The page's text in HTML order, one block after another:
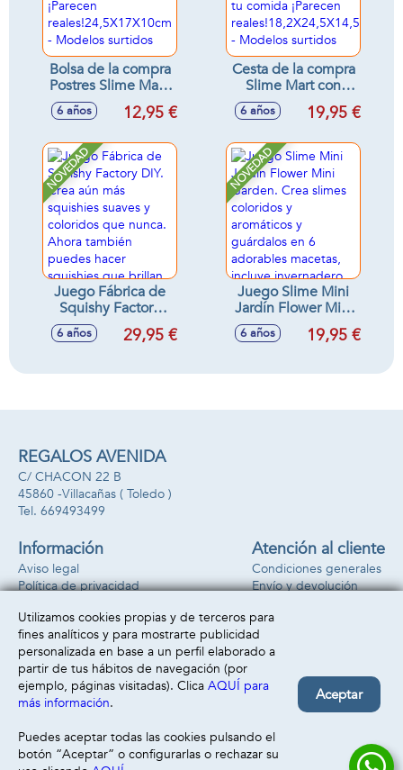
Bolsa de la compra
Postres Slime Mart,
crea, personaliza y
aplasta tu postre
reales!24,5X17X10cm
- Modelos surtidos
6 años 12,95 €
Cesta de la compra
Slime Mart con
Comida, crea,
personaliza y
¡Parecen
reales!18,2X24,5X14,5cm
- Modelos surtidos
6 años 19,95 €
NOVEDAD
Juego Fábrica de
Squishy Factory
DIY. Crea aún más
squishies suaves y
nunca. Ahora
hacer squishies
34x31x7,5cm
6 años 29,95 €
NOVEDAD
Juego Slime Mini
Jardín Flower Mini
Garden. Crea
slimes coloridos y
guárdalos en 6
incluye
6 años 19,95 €
REGALOS AVENIDA
C/ CHACON 22 B
45860 -Villacañas ( Toledo )
669493499
Información
Aviso legal
Política de privacidad
Atención al cliente
Condiciones generales
Envío y devolución
Formas de pago
Utilizamos cookies propias y de terceros para
fines analíticos y para mostrarte publicidad
personalizada en base a un perfil elaborado a
partir de tus hábitos de navegación (por
ejemplo, páginas visitadas). Clica AQUÍ para
más información.
Puedes aceptar todas las cookies pulsando el
botón “Aceptar” o configurarlas o rechazar su
Aceptar